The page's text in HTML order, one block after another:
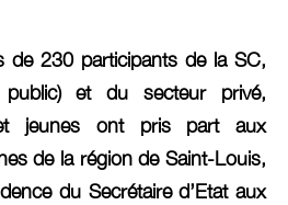
de 230 participants de la SC,
public) et du secteur privé,
jeunes ont pris part aux
de la région de Saint-Louis,
du Secrétaire d’Etat aux